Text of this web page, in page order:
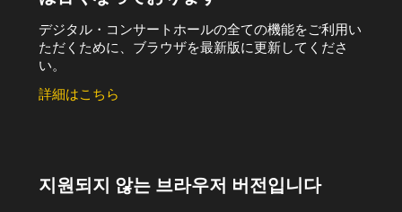
デジタル・コンサートホールの全ての機能をご利用い
ただくために、ブラウザを最新版に更新してくださ
い。
詳細はこちら
지원되지 않는 브라우저 버전입니다